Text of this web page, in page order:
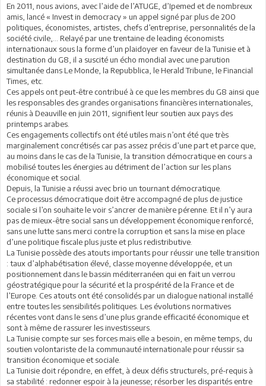
En 2011, nous avions, avec l’aide de l’ATUGE, d’Ipemed et de nombreux
amis, lancé « Invest in democracy » un appel signé par plus de 200
politiques, économistes, artistes, chefs d’entreprise, personnalités de la
société civile,… Relayé par une trentaine de leading économists
internationaux sous la forme d’un plaidoyer en faveur de la Tunisie et à
destination du G8, il a suscité un écho mondial avec une parution
simultanée dans Le Monde, la Repubblica, le Herald Tribune, le Financial
Times, etc.
Ces appels ont peut-être contribué à ce que les membres du G8 ainsi que
les responsables des grandes organisations financières internationales,
réunis à Deauville en juin 2011, signifient leur soutien aux pays des
printemps arabes.
Ces engagements collectifs ont été utiles mais n’ont été que très
marginalement concrétisés car pas assez précis d’une part et parce que,
au moins dans le cas de la Tunisie, la transition démocratique en cours a
mobilisé toutes les énergies au détriment de l’action sur les plans
économique et social.
Depuis, la Tunisie a réussi avec brio un tournant démocratique.
Ce processus démocratique doit être accompagné de plus de justice
sociale si l’on souhaite le voir s’ancrer de manière pérenne. Et il n’y aura
pas de mieux-être social sans un développement économique renforcé,
sans une lutte sans merci contre la corruption et sans la mise en place
d’une politique fiscale plus juste et plus redistributive.
La Tunisie possède des atouts importants pour réussir une telle transition
: taux d’alphabétisation élevé, classe moyenne développée, et un
positionnement dans le bassin méditerranéen qui en fait un verrou
géostratégique pour la sécurité et la prospérité de la France et de
l’Europe. Ces atouts ont été consolidés par un dialogue national installé
entre toutes les sensibilités politiques. Les évolutions normatives
récentes vont dans le sens d’une plus grande efficacité économique et
sont à même de rassurer les investisseurs.
La Tunisie compte sur ses forces mais elle a besoin, en même temps, du
soutien volontariste de la communauté internationale pour réussir sa
transition économique et sociale.
La Tunisie doit répondre, en effet, à deux défis structurels, pré-requis à
sa stabilité : redonner espoir à la jeunesse; résorber les disparités entre